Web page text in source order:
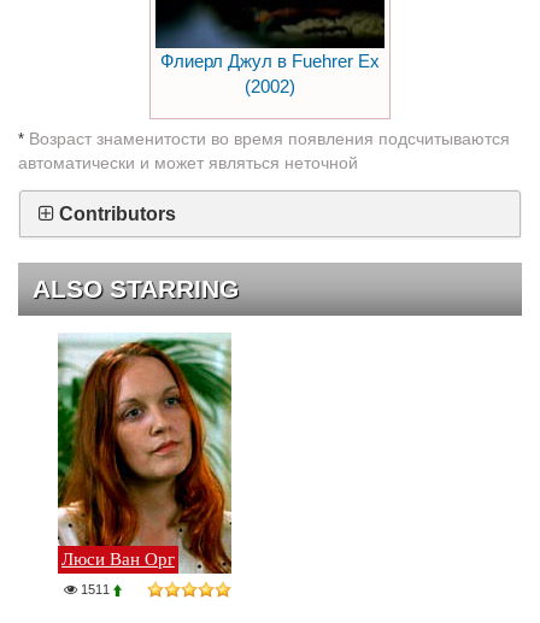
Флиерл Джул в Fuehrer Ex
(2002)
* Возраст знаменитости во время появления подсчитываются
автоматически и может являться неточной
Contributors
ALSO STARRING
Люси Ван Орг
1511